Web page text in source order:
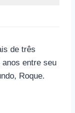
de três
entre seu
Roque.